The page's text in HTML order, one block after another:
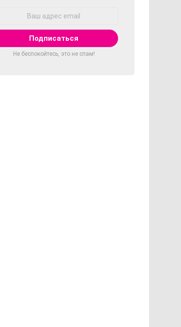
Не беспокойтесь, это не спам!